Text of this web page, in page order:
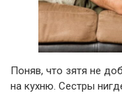
Поняв, что зятя не
на кухню. Сестры